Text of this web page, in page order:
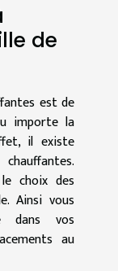
de
est de
importe la
il existe
choix des
Ainsi vous
dans vos
au